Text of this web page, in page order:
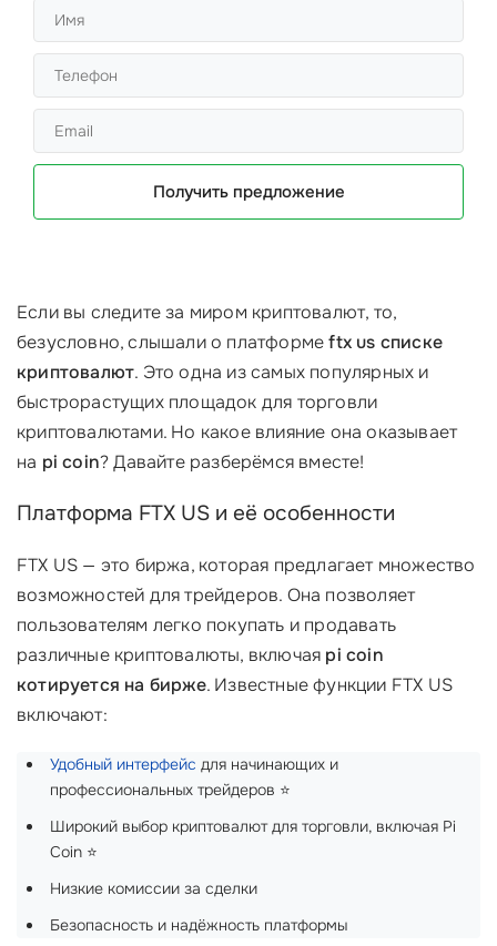
Получить предложение
Если вы следите за миром криптовалют, то,
безусловно, слышали о платформеftx us списке
криптовалют. Это одна из самых популярных и
быстрорастущих площадок для торговли
криптовалютами. Но какое влияние она оказывает
на pi coin? Давайте разберёмся вместе!
Платформа FTX US и её особенности
FTX US — это биржа, которая предлагает множество
возможностей для трейдеров. Она позволяет
пользователям легко покупать и продавать
различные криптовалюты, включая pi coin
котируется на бирже. Известные функции FTX US
включают:
Удобный интерфейс для начинающих и
профессиональных трейдеров ⭐
Широкий выбор криптовалют для торговли, включая Pi
Coin ⭐
Низкие комиссии за сделки
Безопасность и надёжность платформы